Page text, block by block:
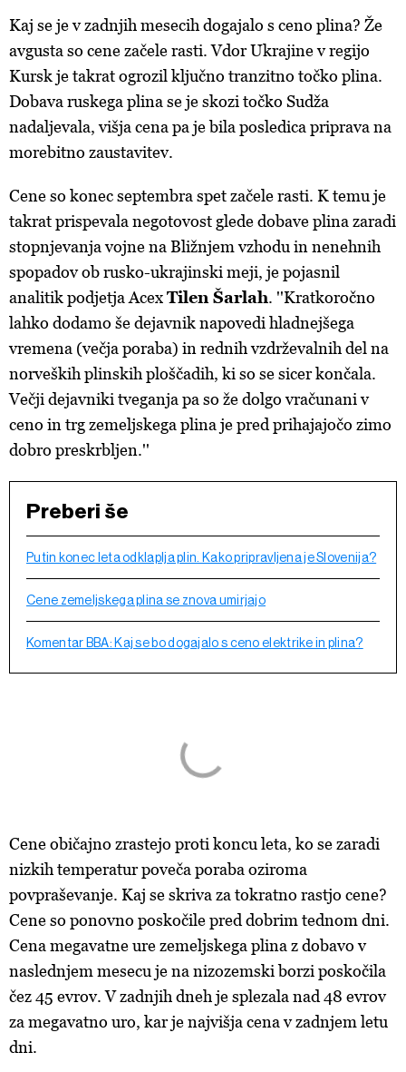
Kaj se je v zadnjih mesecih dogajalo s ceno plina? Že
avgusta so cene začele rasti. Vdor Ukrajine v regijo
Kursk je takrat ogrozil ključno tranzitno točko plina.
Dobava ruskega plina se je skozi točko Sudža
nadaljevala, višja cena pa je bila posledica priprava na
morebitno zaustavitev.
Cene so konec septembra spet začele rasti. K temu je
takrat prispevala negotovost glede dobave plina zaradi
stopnjevanja vojne na Bližnjem vzhodu in nenehnih
spopadov ob rusko-ukrajinski meji, je pojasnil
analitik podjetja AcexTilen Šarlah. ''Kratkoročno
lahko dodamo še dejavnik napovedi hladnejšega
vremena (večja poraba) in rednih vzdrževalnih del na
norveških plinskih ploščadih, ki so se sicer končala.
Večji dejavniki tveganja pa so že dolgo vračunani v
ceno in trg zemeljskega plina je pred prihajajočo zimo
dobro preskrbljen.''
Preberi še
Putin konec leta odklaplja plin. Kako pripravljena je Slovenija?
Cene zemeljskega plina se znova umirjajo
Komentar BBA: Kaj se bo dogajalo s ceno elektrike in plina?
Cene običajno zrastejo proti koncu leta, ko se zaradi
nizkih temperatur poveča poraba oziroma
povpraševanje. Kaj se skriva za tokratno rastjo cene?
Cene so ponovno poskočile pred dobrim tednom dni.
Cena megavatne ure zemeljskega plina z dobavo v
naslednjem mesecu je na nizozemski borzi poskočila
čez 45 evrov. V zadnjih dneh je splezala nad 48 evrov
za megavatno uro, kar je najvišja cena v zadnjem letu
dni.